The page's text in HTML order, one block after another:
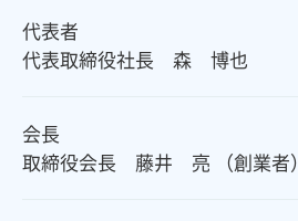
代表者
代表取締役社長 森 博也
会長
取締役会長 藤井 亮 （創業者）